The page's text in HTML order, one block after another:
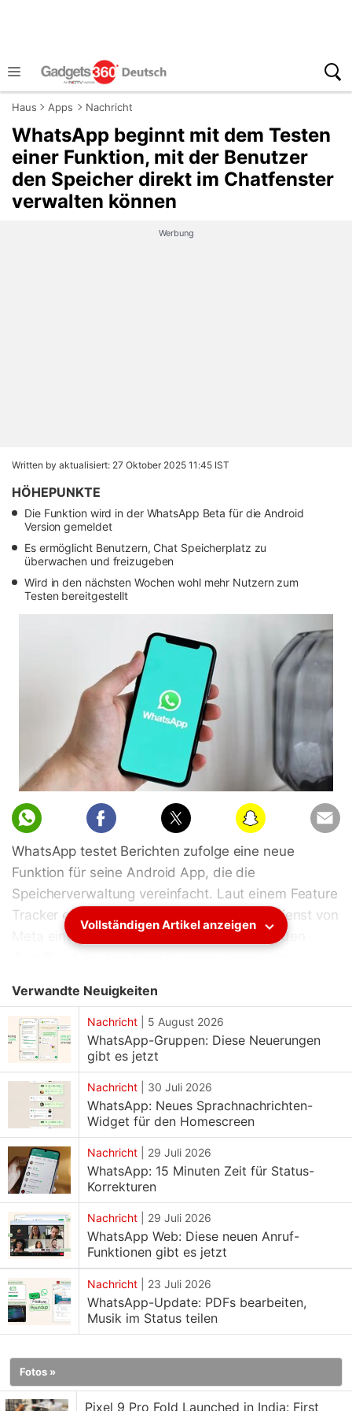
Haus Apps Nachricht
WhatsApp beginnt mit dem Testen
einer Funktion, mit der Benutzer
den Speicher direkt im Chatfenster
verwalten können
Werbung
Written by aktualisiert: 27 Oktober 2025 11:45 IST
HÖHEPUNKTE
Die Funktion wird in der WhatsApp Beta für die Android
Version gemeldet
Es ermöglicht Benutzern, Chat Speicherplatz zu
überwachen und freizugeben
Wird in den nächsten Wochen wohl mehr Nutzern zum
Testen bereitgestellt
WhatsApp testet Berichten zufolge eine neue
Funktion für seine Android App, die die
Speicherverwaltung vereinfacht. Laut einem Feature
Tracker entwickelt der Instant Messaging Dienst von
Meta eine neue Schnelloption, die Nutzern den
dieser Funktion können Nutzer die größten Dateien
in WhatsApp einfach finden und löschen.
Gerätespeicher in WhatsApp verwalten
Laut dem Feature Tracker WABetaInfo haben einige
Nutzer die neue Funktion zur
Gerätespeicherverwaltung im neuesten WhatsApp
Beta Update bemerkt und gemeldet. Diese Funktion
wurde in der kürzlich veröffentlichten WhatsApp
Beta Version 2.25.31.13 für Android entdeckt. Diese
Verknüpfung befindet sich Berichten zufolge in der
Entwicklung und könnte in einer späteren Version
des Programms erscheinen, ist aber noch nicht
öffentlich verfügbar. Laut dem Screenshot des
Feature Trackers oben wird WhatsApp im
Konversationsfenster eine einfache Schaltfläche zur
anbieten. Diese Option scheint dieselbe zu sein wie
die, die derzeit im Speicher Tab der WhatsApp
Einstellungen verfügbar ist. Dieser Workaround soll
Vollständigen Artikel anzeigen
Verwandte Neuigkeiten
Nachricht 5 August 2026
WhatsApp-Gruppen: Diese Neuerungen
gibt es jetzt
Nachricht 30 Juli 2026
WhatsApp: Neues Sprachnachrichten-
Widget für den Homescreen
Nachricht 29 Juli 2026
WhatsApp: 15 Minuten Zeit für Status-
Korrekturen
Nachricht 29 Juli 2026
WhatsApp Web: Diese neuen Anruf-
Funktionen gibt es jetzt
Nachricht 23 Juli 2026
WhatsApp-Update: PDFs bearbeiten,
Musik im Status teilen
Fotos »
Pixel 9 Pro Fold Launched in India: First